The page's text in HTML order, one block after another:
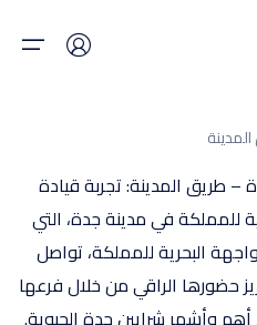
– طريق المدينة: تجربة قيادة
للمملكة في مدينة جدة، التي
البحرية للمملكة، تواصل
حضورها الراقي من خلال فرعها
أهم وأشهر شرايين جدة الحيوية.